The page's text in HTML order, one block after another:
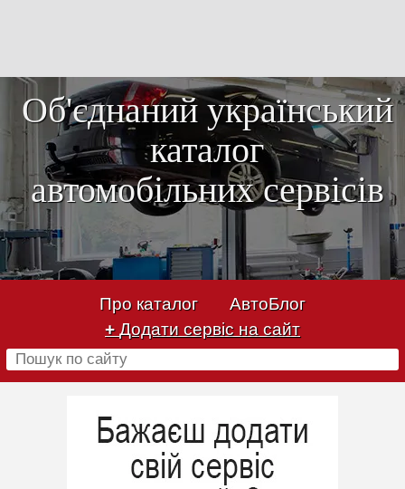
Об'єднаний український
каталог
автомобільних сервісів
Про каталог
АвтоБлог
+ Додати сервіс на сайт